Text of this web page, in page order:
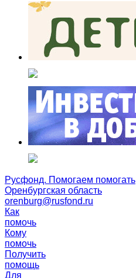
Русфонд. Помогаем помогать
Оренбургская область
orenburg@rusfond.ru
Как
помочь
Кому
помочь
Получить
помощь
Для